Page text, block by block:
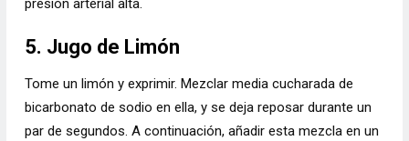
presión arterial alta.
5. Jugo de Limón
Tome un limón y exprimir. Mezclar media cucharada de
bicarbonato de sodio en ella, y se deja reposar durante un
par de segundos. A continuación, añadir esta mezcla en un